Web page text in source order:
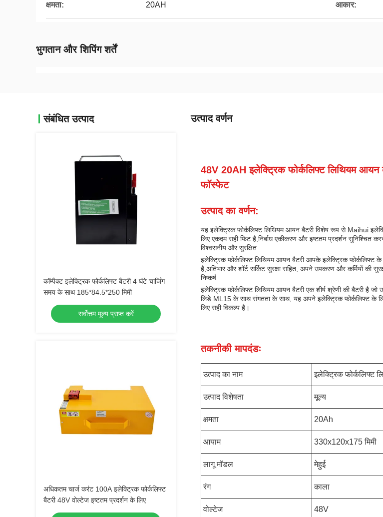
क्षमता: 20AH आकार:
भुगतान और शिपिंग शर्तें
संबंधित उत्पाद
कॉम्पैक्ट इलेक्ट्रिक फोर्कलिफ्ट बैटरी 4 घंटे चार्जिंग
समय के साथ 185*84.5*250 मिमी
सर्वोत्तम मूल्य प्राप्त करें
अधिकतम चार्ज करंट 100A इलेक्ट्रिक फोर्कलिफ्ट
बैटरी 48V वोल्टेज इष्टतम प्रदर्शन के लिए
उत्पाद वर्णन
48V 20AH इलेक्ट्रिक फोर्कलिफ्ट लिथियम आयन
फॉस्फेट
उत्पाद का वर्णन:
यह इलेक्ट्रिक फोर्कलिफ्ट लिथियम आयन बैटरी विशेष रूप से Maihui
लिए एकदम सही फिट है,निर्बाध एकीकरण और इष्टतम प्रदर्शन सुनिश्चित
विश्वसनीय और सुरक्षित
इलेक्ट्रिक फोर्कलिफ्ट लिथियम आयन बैटरी आपके इलेक्ट्रिक फोर्कलिफ्ट
है,अतिभार और शॉर्ट सर्किट सुरक्षा सहित, अपने उपकरण और कर्मियों की
निष्कर्ष
इलेक्ट्रिक फोर्कलिफ्ट लिथियम आयन बैटरी एक शीर्ष श्रेणी की बैटरी है
लिंडे ML15 के साथ संगतता के साथ, यह अपने इलेक्ट्रिक फोर्कलिफ्ट के
लिए सही विकल्प है।
तकनीकी मापदंडः
उत्पाद का नाम इलेक्ट्रिक फोर्कलिफ्ट
उत्पाद विशेषता मूल्य
क्षमता 20Ah
आयाम 330x120x175 मिमी
लागू मॉडल मेहुई
रंग काला
वोल्टेज 48V